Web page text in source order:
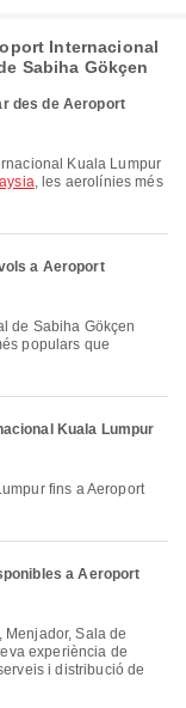
Internacional
Sabiha Gökçen
des de Aeroport
, les aerolínies més
a Aeroport
populars que
Kuala Lumpur
a Aeroport
experiència de
i distribució de